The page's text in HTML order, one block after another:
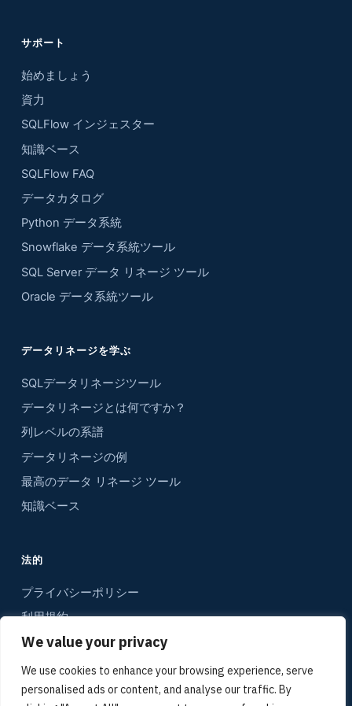
We value your privacy
We use cookies to enhance your browsing experience, serve
personalised ads or content, and analyse our traffic. By
サポート
始めましょう
資力
SQLFlow インジェスター
知識ベース
SQLFlow FAQ
データカタログ
Python データ系統
Snowflake データ系統ツール
SQL Server データ リネージ ツール
Oracle データ系統ツール
データリネージを学ぶ
SQLデータリネージツール
データリネージとは何ですか？
列レベルの系譜
データリネージの例
最高のデータ リネージ ツール
知識ベース
法的
プライバシーポリシー
利用規約
コンタクト
サイトマップ
メディアキット